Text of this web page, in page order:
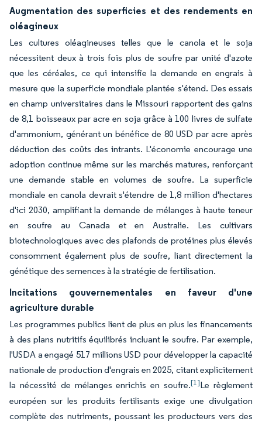
Augmentation des superficies et des rendements en
oléagineux
Les cultures oléagineuses telles que le canola et le soja
nécessitent deux à trois fois plus de soufre par unité d'azote
que les céréales, ce qui intensifie la demande en engrais à
mesure que la superficie mondiale plantée s'étend. Des essais
en champ universitaires dans le Missouri rapportent des gains
de 8,1 boisseaux par acre en soja grâce à 100 livres de sulfate
d'ammonium, générant un bénéfice de 80 USD par acre après
déduction des coûts des intrants. L'économie encourage une
adoption continue même sur les marchés matures, renforçant
une demande stable en volumes de soufre. La superficie
mondiale en canola devrait s'étendre de 1,8 million d'hectares
d'ici 2030, amplifiant la demande de mélanges à haute teneur
en soufre au Canada et en Australie. Les cultivars
biotechnologiques avec des plafonds de protéines plus élevés
consomment également plus de soufre, liant directement la
génétique des semences à la stratégie de fertilisation.
Incitations gouvernementales en faveur d'une
agriculture durable
Les programmes publics lient de plus en plus les financements
à des plans nutritifs équilibrés incluant le soufre. Par exemple,
l'USDA a engagé 517 millions USD pour développer la capacité
nationale de production d'engrais en 2025, citant explicitement
la nécessité de mélanges enrichis en soufre.[1]Le règlement
européen sur les produits fertilisants exige une divulgation
complète des nutriments, poussant les producteurs vers des